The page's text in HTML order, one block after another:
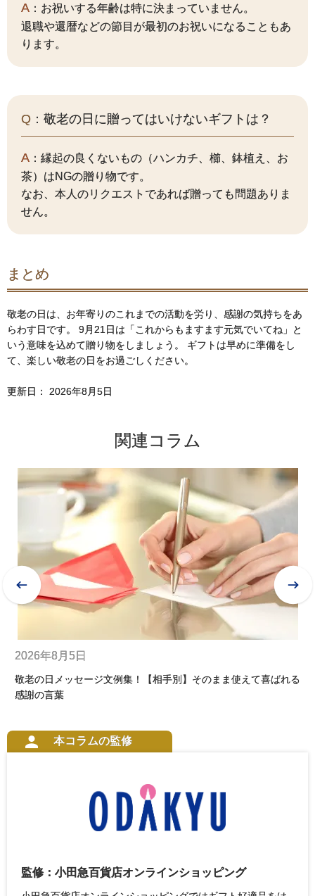
A ：お祝いする年齢は特に決まっていません。
退職や還暦などの節目が最初のお祝いになることもあ
ります。
Q ：敬老の日に贈ってはいけないギフトは？
A ：縁起の良くないもの（ハンカチ、櫛、鉢植え、お
茶）はNGの贈り物です。
なお、本人のリクエストであれば贈っても問題ありま
せん。
まとめ
敬老の日は、お年寄りのこれまでの活動を労り、感謝の気持ちをあ
らわす日です。 9月21日は「これからもますます元気でいてね」と
いう意味を込めて贈り物をしましょう。 ギフトは早めに準備をし
て、楽しい敬老の日をお過ごしください。
更新日： 2026年8月5日
関連コラム
る
2026年8月5日
【2026年】敬老の日はいつ？何歳から祝う？由来や祝い方を徹
底解説
本コラムの監修
監修：小田急百貨店オンラインショッピング